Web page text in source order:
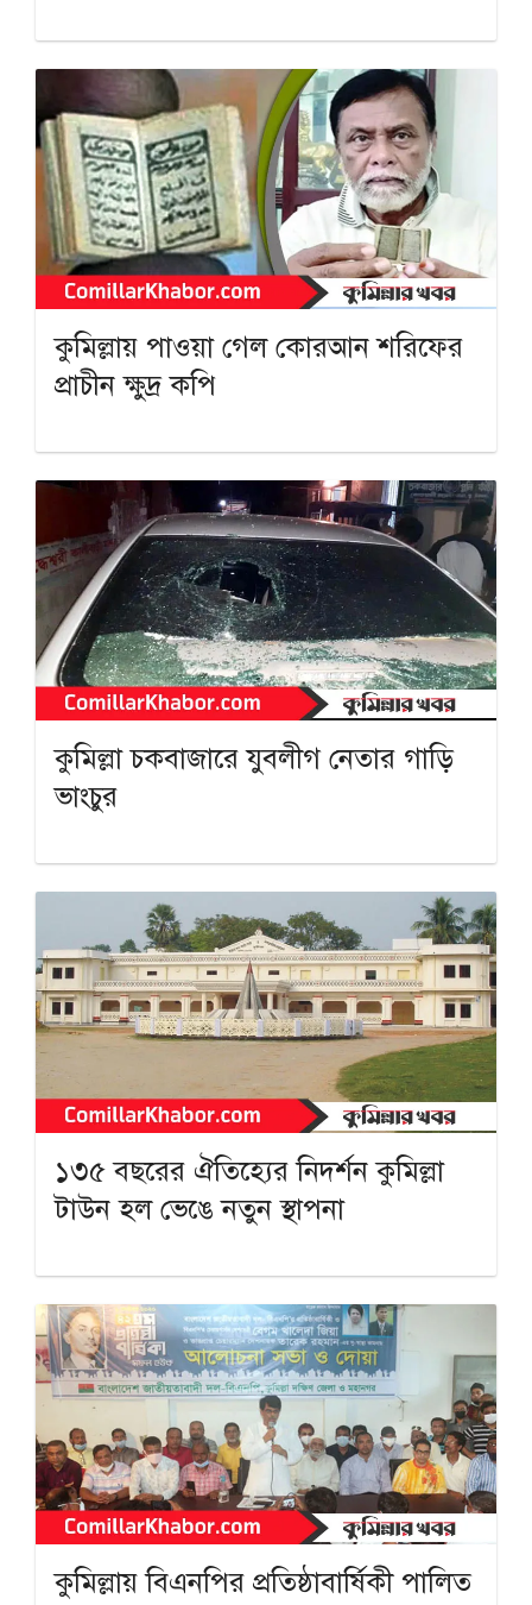
কুমিল্লায় পাওয়া গেল কোরআন শরিফের
প্রাচীন ক্ষুদ্র কপি
কুমিল্লা চকবাজারে যুবলীগ নেতার গাড়ি
ভাংচুর
১৩৫ বছরের ঐতিহ্যের নিদর্শন কুমিল্লা
টাউন হল ভেঙে নতুন স্থাপনা
কুমিল্লায় বিএনপির প্রতিষ্ঠাবার্ষিকী পালিত